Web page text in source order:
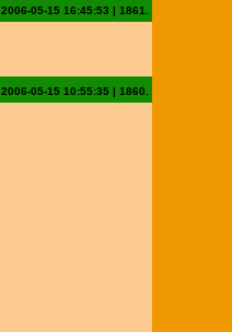
2006-05-15 16:45:53 | 1861.
2006-05-15 10:55:35| 1860.